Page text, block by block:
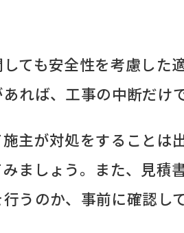
ても安全性を考慮し
れば、工事の中断だけ
主が対処をすることは
ましょう。また、見積
うのか、事前に確認し